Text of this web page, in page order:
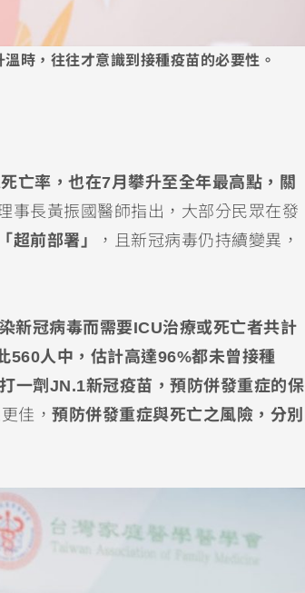
時，往往才意識到接種疫苗的必要性。
亡率，也在7月攀升至全年最高點，關
事長黃振國醫師指出，大部分民眾在發
超前部署」
，且新冠病毒仍持續變異，
新冠病毒而需要ICU治療或死亡者共計
560人中，估計高達96%都未曾接種
一劑JN.1新冠疫苗，預防併發重症的保
佳， 預防併發重症與死亡之風險，分別